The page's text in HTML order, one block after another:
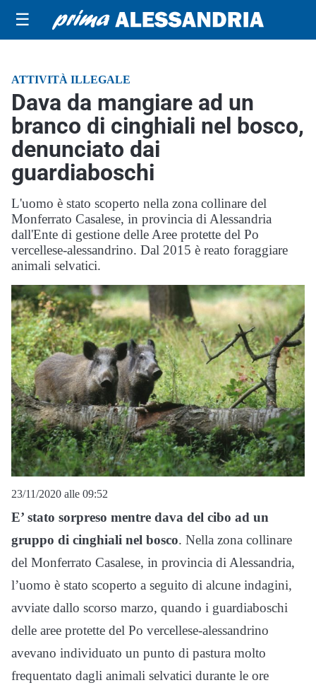
☰
ATTIVITÀ ILLEGALE
Dava da mangiare ad un
branco di cinghiali nel bosco,
denunciato dai
guardiaboschi
L'uomo è stato scoperto nella zona collinare del
Monferrato Casalese, in provincia di Alessandria
dall'Ente di gestione delle Aree protette del Po
vercellese-alessandrino. Dal 2015 è reato foraggiare
animali selvatici.
23/11/2020 alle 09:52
E’ stato sorpreso mentre dava del cibo ad un
gruppo di cinghiali nel bosco. Nella zona collinare
del Monferrato Casalese, in provincia di Alessandria,
l’uomo è stato scoperto a seguito di alcune indagini,
avviate dallo scorso marzo, quando i guardiaboschi
delle aree protette del Po vercellese-alessandrino
avevano individuato un punto di pastura molto
frequentato dagli animali selvatici durante le ore